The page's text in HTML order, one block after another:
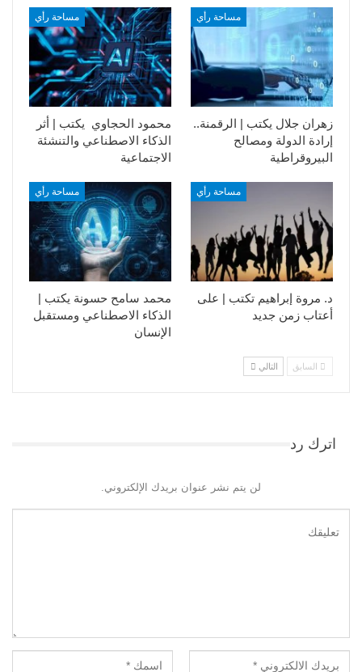
مساحة رأي
محمود الحجاوي يكتب | أثر
الذكاء الاصطناعي والتنشئة
الاجتماعية
مساحة رأي
زهران جلال يكتب | الرقمنة..
إرادة الدولة ومصالح
البيروقراطية
مساحة رأي
محمد سامح حسونة يكتب |
الذكاء الاصطناعي ومستقبل
الإنسان
مساحة رأي
د. مروة إبراهيم تكتب | على
أعتاب زمن جديد
السابق التالي
اترك رد
لن يتم نشر عنوان بريدك الإلكتروني.